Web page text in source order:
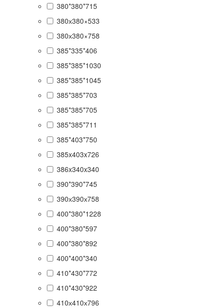
380*380*715
380х380×533
380х380×758
385*335*406
385*385*1030
385*385*1045
385*385*703
385*385*705
385*385*711
385*403*750
385x403x726
386x340x340
390*390*745
390х390х758
400*380*1228
400*380*597
400*380*892
400*400*340
410*430*772
410*430*922
410х410х796